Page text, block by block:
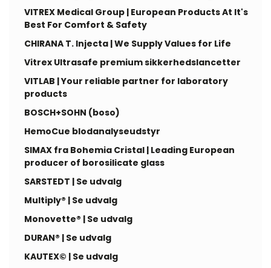
VITREX Medical Group | European Products At It's
Best For Comfort & Safety
CHIRANA T. Injecta | We Supply Values for Life
Vitrex Ultrasafe premium sikkerhedslancetter
VITLAB | Your reliable partner for laboratory
products
BOSCH+SOHN (boso)
HemoCue blodanalyseudstyr
SIMAX fra Bohemia Cristal | Leading European
producer of borosilicate glass
SARSTEDT | Se udvalg
Multiply® | Se udvalg
Monovette® | Se udvalg
DURAN® | Se udvalg
KAUTEX© | Se udvalg